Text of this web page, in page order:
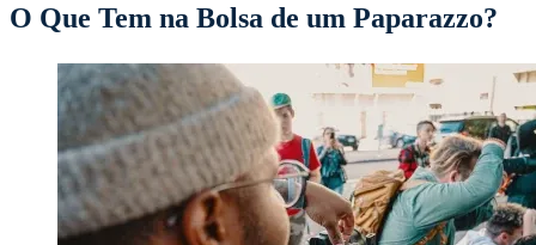
O Que Tem na Bolsa de um Paparazzo?